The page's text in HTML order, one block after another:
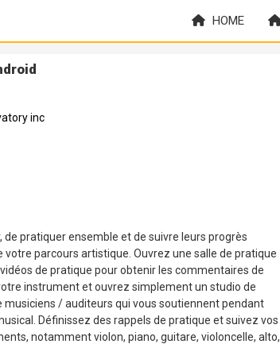
HOME
inc
pratiquer ensemble et de suivre leurs progrès
parcours artistique. Ouvrez une salle de pratique
de pratique pour obtenir les commentaires de
instrument et ouvrez simplement un studio de
/ auditeurs qui vous soutiennent pendant
Définissez des rappels de pratique et suivez vos
notamment violon, piano, guitare, violoncelle, alto,